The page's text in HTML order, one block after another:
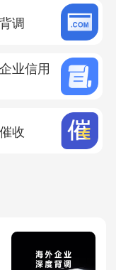
调
业信用
收